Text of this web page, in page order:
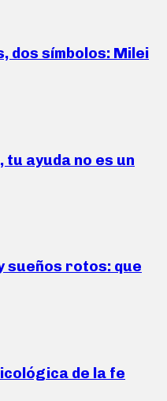
dos símbolos: Milei
tu ayuda no es un
sueños rotos: que
de la fe